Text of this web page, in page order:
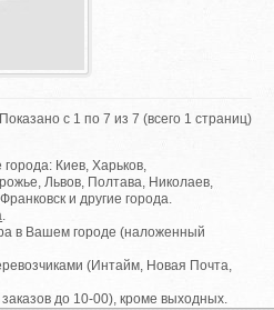
Показано с 1 по 7 из 7 (всего 1 страниц)
Киев, Харьков,
Львов, Полтава, Николаев,
и другие города.
.
в Вашем городе (наложенный
(Интайм, Новая Почта,
до 10-00), кроме выходных.